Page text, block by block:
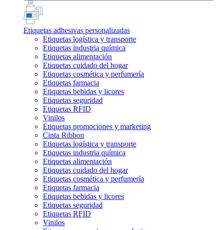
Etiquetas adhesivas personalizadas
Etiquetas logística y transporte
Etiquetas industria química
Etiquetas alimentación
Etiquetas cuidado del hogar
Etiquetas cosmética y perfumería
Etiquetas farmacia
Etiquetas bebidas y licores
Etiquetas seguridad
Etiquetas RFID
Vinilos
Etiquetas promociones y marketing
Cinta Ribbon
Etiquetas logística y transporte
Etiquetas industria química
Etiquetas alimentación
Etiquetas cuidado del hogar
Etiquetas cosmética y perfumería
Etiquetas farmacia
Etiquetas bebidas y licores
Etiquetas seguridad
Etiquetas RFID
Vinilos